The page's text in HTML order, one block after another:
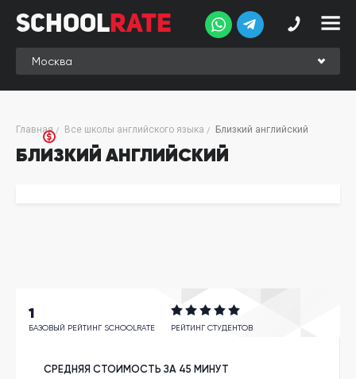
School
Rate
Рейтинг
Online-
рейтинг
английского
язык
SchoolRate
Главная Все школы английского языка Близкий английский
БЛИЗКИЙ АНГЛИЙСКИЙ
1
БАЗОВЫЙ РЕЙТИНГ SCHOOLRATE РЕЙТИНГ СТУДЕНТОВ
СРЕДНЯЯ СТОИМОСТЬ ЗА 45 МИНУТ